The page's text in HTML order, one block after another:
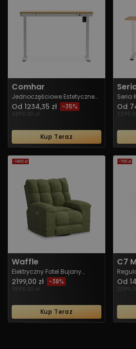
Comhar
Jednoczęściowe Estetyczne
Biurko z Regulacją Wysokości
Od 1234,35 zł -35%
1899,00 zł
Kup Teraz
Seria
Od
Waffle
Elektryczny Fotel Bujany
Obrotowy z Funkcją Relaksu i
Oparciem Typu Waffle
2199,00 zł -38%
3599,00 zł
Kup Teraz
C7
Od